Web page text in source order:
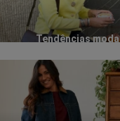
Tendências moda